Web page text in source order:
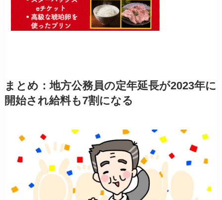
まとめ：地方公務員の定年延長が2023年に
開始され給料も7割になる